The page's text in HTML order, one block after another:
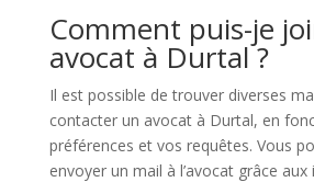
Comment puis-je
avocat à Durtal ?
Il est possible de trouver diverses
contacter un avocat à Durtal, en
préférences et vos requêtes. Vous
envoyer un mail à l’avocat grâce